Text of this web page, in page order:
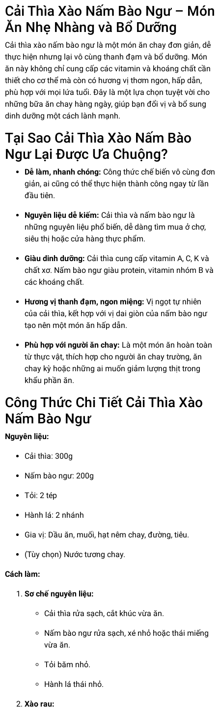
Cải Thìa Xào Nấm Bào Ngư – Món
Ăn Nhẹ Nhàng và Bổ Dưỡng
Cải thìa xào nấm bào ngư là một món ăn chay đơn giản, dễ
thực hiện nhưng lại vô cùng thanh đạm và bổ dưỡng. Món
ăn này không chỉ cung cấp các vitamin và khoáng chất cần
thiết cho cơ thể mà còn có hương vị thơm ngon, hấp dẫn,
phù hợp với mọi lứa tuổi. Đây là một lựa chọn tuyệt vời cho
những bữa ăn chay hàng ngày, giúp bạn đổi vị và bổ sung
dinh dưỡng một cách lành mạnh.
Tại Sao Cải Thìa Xào Nấm Bào
Ngư Lại Được Ưa Chuộng?
Dễ làm, nhanh chóng: Công thức chế biến vô cùng đơn
giản, ai cũng có thể thực hiện thành công ngay từ lần
đầu tiên.
Nguyên liệu dễ kiếm: Cải thìa và nấm bào ngư là
những nguyên liệu phổ biến, dễ dàng tìm mua ở chợ,
siêu thị hoặc cửa hàng thực phẩm.
Giàu dinh dưỡng: Cải thìa cung cấp vitamin A, C, K và
chất xơ. Nấm bào ngư giàu protein, vitamin nhóm B và
các khoáng chất.
Hương vị thanh đạm, ngon miệng: Vị ngọt tự nhiên
của cải thìa, kết hợp với vị dai giòn của nấm bào ngư
tạo nên một món ăn hấp dẫn.
Phù hợp với người ăn chay: Là một món ăn hoàn toàn
từ thực vật, thích hợp cho người ăn chay trường, ăn
chay kỳ hoặc những ai muốn giảm lượng thịt trong
khẩu phần ăn.
Công Thức Chi Tiết Cải Thìa Xào
Nấm Bào Ngư
Nguyên liệu:
Cải thìa: 300g
Nấm bào ngư: 200g
Tỏi: 2 tép
Hành lá: 2 nhánh
Gia vị: Dầu ăn, muối, hạt nêm chay, đường, tiêu.
(Tùy chọn) Nước tương chay.
Cách làm:
Sơ chế nguyên liệu:
Cải thìa rửa sạch, cắt khúc vừa ăn.
Nấm bào ngư rửa sạch, xé nhỏ hoặc thái miếng
vừa ăn.
Tỏi băm nhỏ.
Hành lá thái nhỏ.
Xào rau: